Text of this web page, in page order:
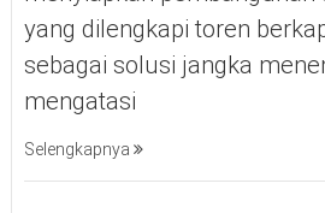
yang dilengkapi toren
sebagai solusi jangka
mengatasi
Selengkapnya